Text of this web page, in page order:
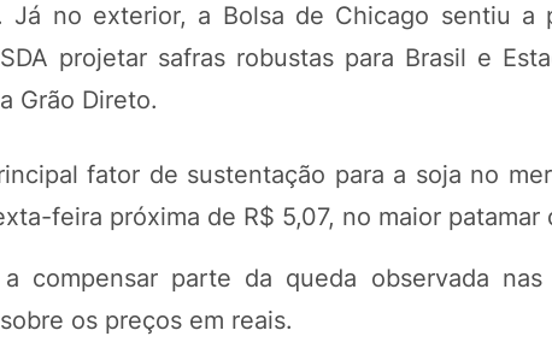
Já no exterior, a Bolsa de Chicago sentiu a
projetar safras robustas para Brasil e
Grão Direto.
fator de sustentação para a soja no
feira próxima de R$ 5,07, no maior
compensar parte da queda observada nas
os preços em reais.